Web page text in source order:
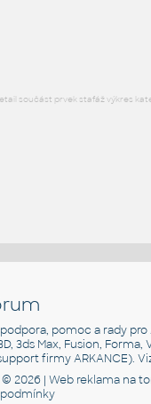
součást prvek stafáž výkres
pomoc a rady pro
3ds Max, Fusion,
firmy ARKANCE).
2026 |Web reklama na